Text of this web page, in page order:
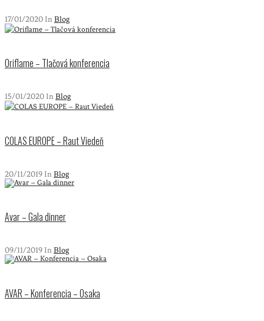
17/01/2020 In Blog
Oriflame – Tlačová konferencia
15/01/2020 In Blog
COLAS EUROPE – Raut Viedeň
20/11/2019 In Blog
Avar – Gala dinner
09/11/2019 In Blog
AVAR – Konferencia – Osaka